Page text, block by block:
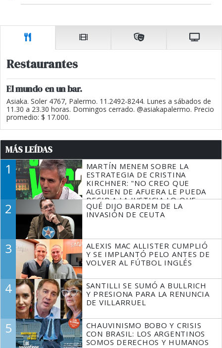
Restaurantes
El mundo en un bar.
Asiaka. Soler 4767, Palermo. 11.2492-8244. Lunes a sábados de
11.30 a 23.30 horas. Domingos cerrado. @asiakapalermo. Precio
promedio: $ 17.000.
MÁS LEÍDAS
1
MARTÍN MENEM SOBRE LA
ESTRATEGIA DE CRISTINA
KIRCHNER: "NO CREO QUE
ALGUIEN DE AFUERA LE PUEDA
DECIR A LA JUSTICIA LO QUE
TIENE QUE HACER"
2
QUÉ DIJO BARDEM DE LA
INVASIÓN DE CEUTA
3
ALEXIS MAC ALLISTER CUMPLIÓ
Y SE IMPLANTÓ PELO ANTES DE
VOLVER AL FÚTBOL INGLÉS
4
SANTILLI SE SUMÓ A BULLRICH
Y PRESIONA PARA LA RENUNCIA
DE VILLARRUEL
5
CHAUVINISMO BOBO Y CRISIS
CON BRASIL: LOS ARGENTINOS
SOMOS DERECHOS Y HUMANOS